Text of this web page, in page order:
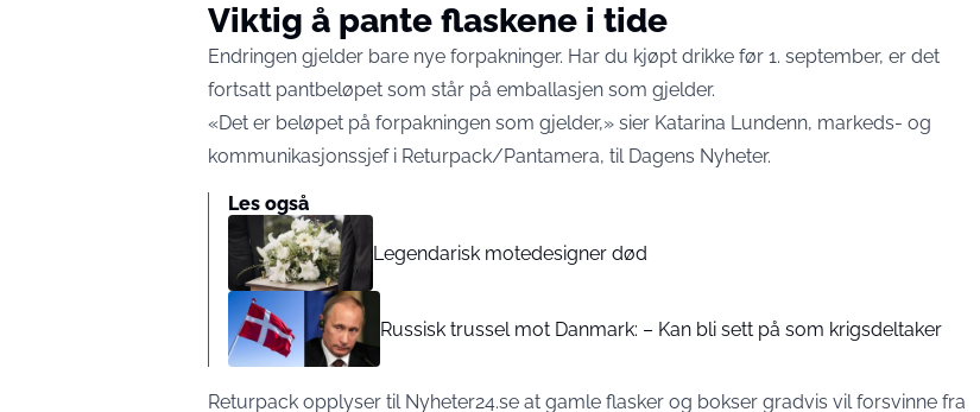
Viktig å pante flaskene i tide
Endringen gjelder bare nye forpakninger. Har du kjøpt drikke før 1. september, er det
fortsatt pantbeløpet som står på emballasjen som gjelder.
«Det er beløpet på forpakningen som gjelder,» sier Katarina Lundenn, markeds- og
kommunikasjonssjef i Returpack/Pantamera, til Dagens Nyheter.
Les også
Legendarisk motedesigner død
Russisk trussel mot Danmark: – Kan bli sett på som krigsdeltaker
Returpack opplyser til Nyheter24.se at gamle flasker og bokser gradvis vil forsvinne fra